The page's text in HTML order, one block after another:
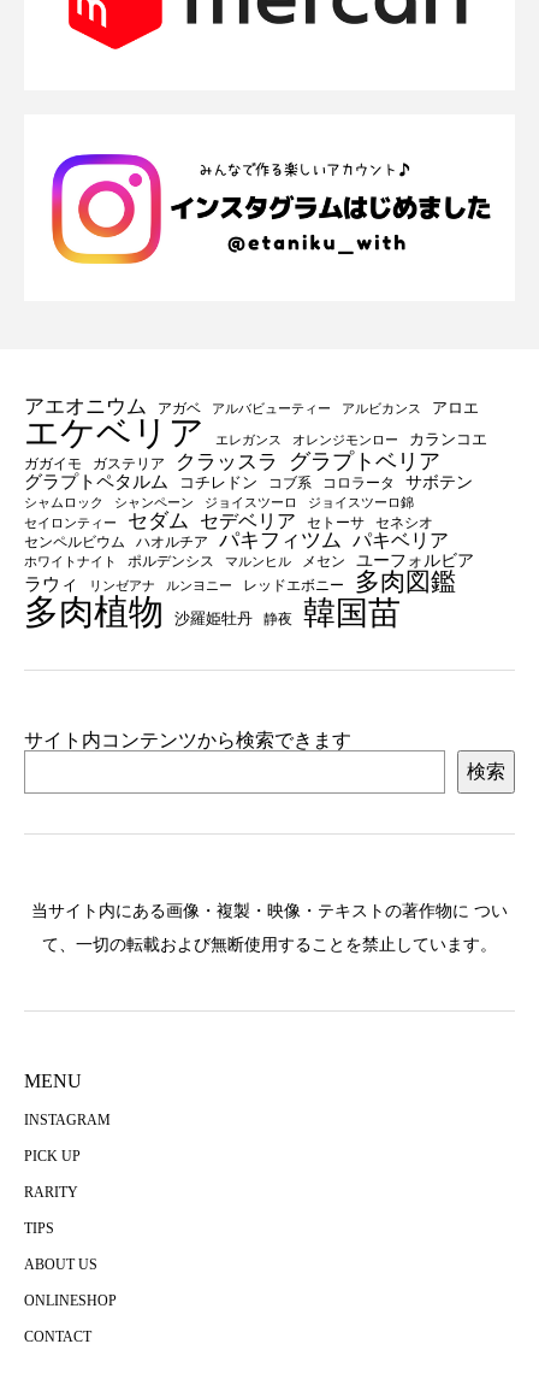
アエオニウム アガベ アルバビューティー アルビカンス アロエ
エケベリア エレガンス オレンジモンロー カランコエ
ガガイモ ガステリア クラッスラ グラプトベリア
グラプトペタルム コチレドン コブ系 コロラータ サボテン
シャムロック シャンペーン ジョイスツーロ
ジョイスツーロ錦
セイロンティー
セダム セデベリア セトーサ
セネシオ
センペルビウム
ハオルチア パキフィツム パキベリア
ホワイトナイト ポルデンシス マルンヒル メセン
ユーフォルビア
ラウィ
リンゼアナ ルンヨニー レッドエボニー 多肉図鑑
多肉植物 沙羅姫牡丹 静夜 韓国苗
サイト内コンテンツから検索できます
検索
当サイト内にある画像・複製・映像・テキストの著作物に つい
て、一切の転載および無断使用することを禁止しています。
MENU
INSTAGRAM
PICK UP
RARITY
TIPS
ABOUT US
ONLINESHOP
CONTACT